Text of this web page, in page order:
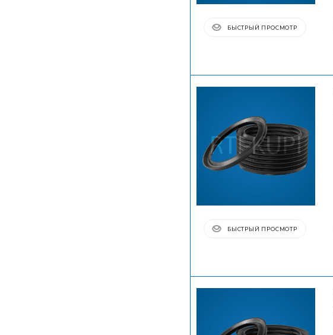
БЫСТРЫЙ ПРОСМОТР
БЫСТРЫЙ ПРОСМОТР